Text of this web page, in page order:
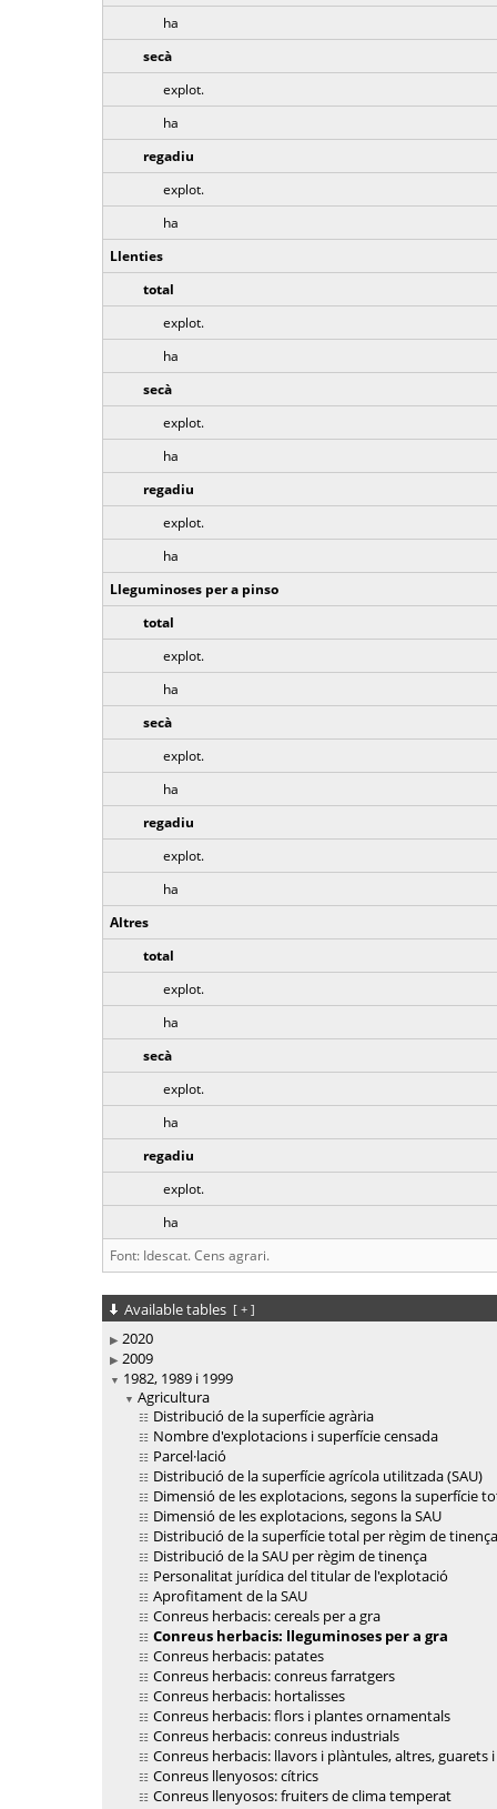
ha
secà
explot.
ha
regadiu
explot.
ha
Llenties
total
explot.
ha
secà
explot.
ha
regadiu
explot.
ha
Lleguminoses per a pinso
total
explot.
ha
secà
explot.
ha
regadiu
explot.
ha
Altres
total
explot.
ha
secà
explot.
ha
regadiu
explot.
ha
Font: Idescat. Cens agrari.
Available tables [ + ]
2020
2009
1982, 1989 i 1999
Agricultura
Distribució de la superfície agrària
Nombre d'explotacions i superfície censada
Parcel·lació
Distribució de la superfície agrícola utilitzada (SAU)
Dimensió de les explotacions, segons la superfície
Dimensió de les explotacions, segons la SAU
Distribució de la superfície total per règim de tinença
Distribució de la SAU per règim de tinença
Personalitat jurídica del titular de l'explotació
Aprofitament de la SAU
Conreus herbacis: cereals per a gra
Conreus herbacis: lleguminoses per a gra
Conreus herbacis: patates
Conreus herbacis: conreus farratgers
Conreus herbacis: hortalisses
Conreus herbacis: flors i plantes ornamentals
Conreus herbacis: conreus industrials
Conreus herbacis: llavors i plàntules, altres, guarets
Conreus llenyosos: cítrics
Conreus llenyosos: fruiters de clima temperat